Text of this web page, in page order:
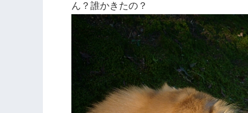
ん？誰かきたの？